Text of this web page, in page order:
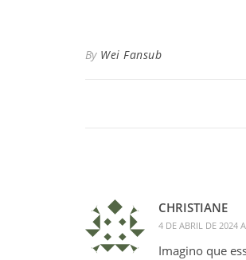
By Wei Fansub
CHRISTIANE
4 DE ABRIL DE 2024
Imagino que